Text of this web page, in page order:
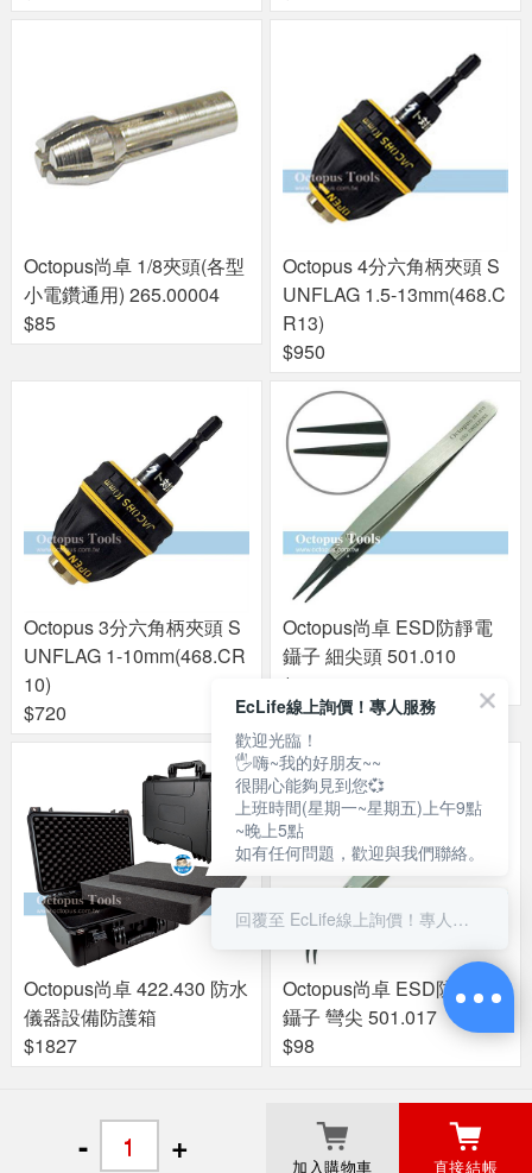
- + 加入購物車 直接結帳
Octopus尚卓 1/8夾頭(各型
小電鑽通用) 265.00004
$85
Octopus 4分六角柄夾頭 S
UNFLAG 1.5-13mm(468.C
R13)
$950
Octopus 3分六角柄夾頭 S
UNFLAG 1-10mm(468.CR
10)
$720
Octopus尚卓 ESD防靜電
鑷子 細尖頭 501.010
$98
Octopus尚卓 422.430 防水
儀器設備防護箱
$1827
Octopus尚卓 ESD防靜電
鑷子 彎尖 501.017
$98
關於良興
EcLife線上詢價！專人服務
歡迎光臨！
🖐嗨~我的好朋友~~
很開心能夠見到您💞
上班時間(星期一~星期五)上午9點
~晚上5點
如有任何問題，歡迎與我們聯絡。
回覆至 EcLife線上詢價！專人服務